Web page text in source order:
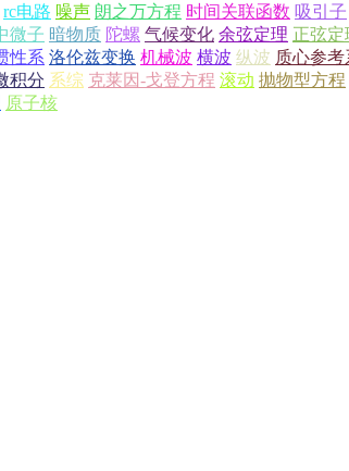
rc电路 噪声 朗之万方程 时间关联函数 吸引子
微子 暗物质 陀螺 气候变化 余弦定理 正弦定
性系 洛伦兹变换 机械波 横波 纵波 质心参考
积分 系综 克莱因-戈登方程 滚动 抛物型方程
原子核